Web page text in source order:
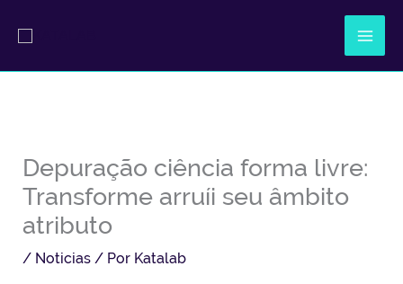
Depuração ciência forma livre:
Transforme arruíi seu âmbito
atributo
/ Noticias / Por Katalab